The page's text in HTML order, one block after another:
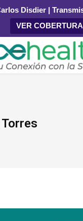
Disdier |
VER COBERTURA